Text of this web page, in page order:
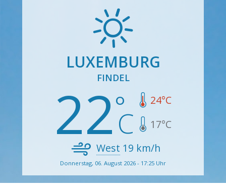
LUXEMBURG
FINDEL
22 24°C
17°C
West 19 km/h
Donnerstag, 06. August 2026 - 17:25 Uhr